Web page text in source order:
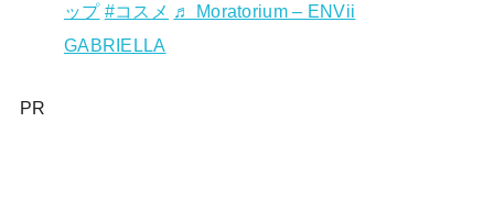
ップ #コスメ ♬ Moratorium – ENVii
GABRIELLA
PR